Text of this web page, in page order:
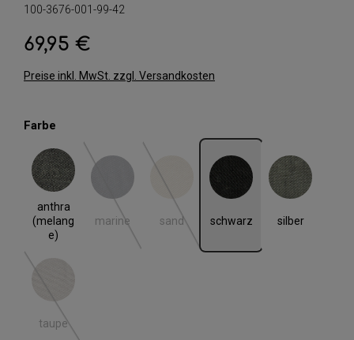
100-3676-001-99-42
Regulärer Preis:
69,95 €
Preise inkl. MwSt. zzgl. Versandkosten
Farbe
anthra
(melang
e)
anthra (melange)
marine
marine
(Diese Option ist zurzeit nicht verfügbar.)
sand
sand
(Diese Option ist zurzeit nicht verfügbar.)
schwarz
schwarz
silber
silber
taupe
taupe
(Diese Option ist zurzeit nicht verfügbar.)